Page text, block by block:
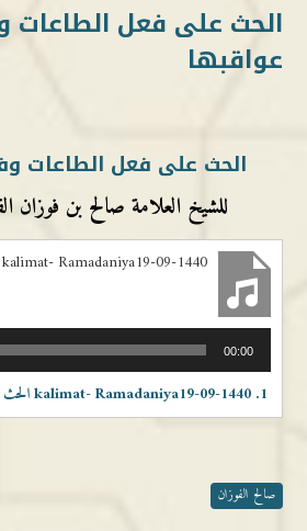
الحث على فعل
عواقبها
الحث على فعل الطاعات
للشيخ العلامة صالح بن فوزان
الصوت
00:00
1. kalimat- Ramadaniya19-09-1440 الحث على فعل الطاعات وفضل عواقبها
صالح الفوزان